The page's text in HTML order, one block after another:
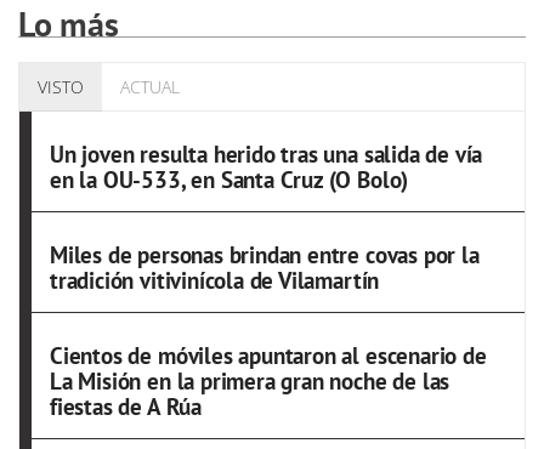
Lo más
VISTO ACTUAL
Un joven resulta herido tras una salida de vía
en la OU-533, en Santa Cruz (O Bolo)
Miles de personas brindan entre covas por la
tradición vitivinícola de Vilamartín
Cientos de móviles apuntaron al escenario de
La Misión en la primera gran noche de las
fiestas de A Rúa